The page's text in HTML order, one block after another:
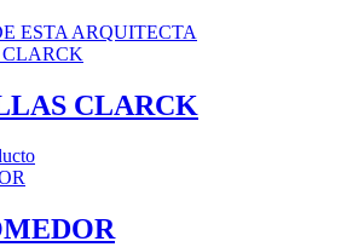
ESTA ARQUITECTA
CLARCK